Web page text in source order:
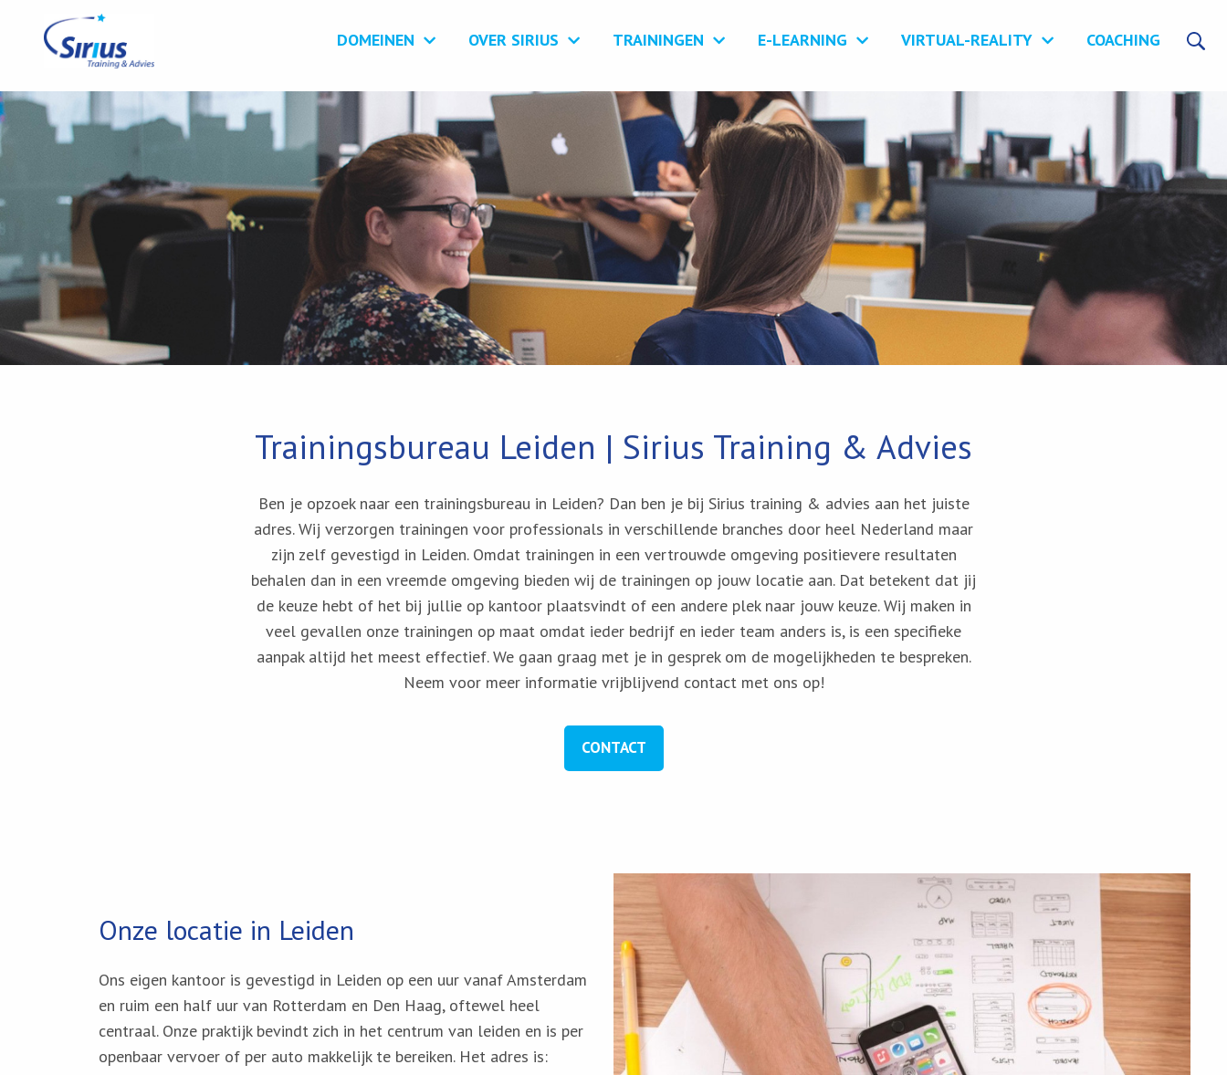
DOMEINEN OVER SIRIUS TRAININGEN E-LEARNING VIRTUAL-REALITY COACHING
Trainingsbureau Leiden | Sirius Training & Advies
Ben je opzoek naar een trainingsbureau in Leiden? Dan ben je bij Sirius training & advies aan het juiste
adres. Wij verzorgen trainingen voor professionals in verschillende branches door heel Nederland maar
zijn zelf gevestigd in Leiden. Omdat trainingen in een vertrouwde omgeving positievere resultaten
behalen dan in een vreemde omgeving bieden wij de trainingen op jouw locatie aan. Dat betekent dat jij
de keuze hebt of het bij jullie op kantoor plaatsvindt of een andere plek naar jouw keuze. Wij maken in
veel gevallen onze trainingen op maat omdat ieder bedrijf en ieder team anders is, is een specifieke
aanpak altijd het meest effectief. We gaan graag met je in gesprek om de mogelijkheden te bespreken.
Neem voor meer informatie vrijblijvend contact met ons op!
CONTACT
Onze locatie in Leiden
Ons eigen kantoor is gevestigd in Leiden op een uur vanaf Amsterdam
en ruim een half uur van Rotterdam en Den Haag, oftewel heel
centraal. Onze praktijk bevindt zich in het centrum van leiden en is per
openbaar vervoer of per auto makkelijk te bereiken. Het adres is: